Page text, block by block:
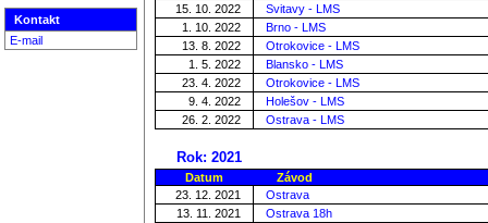
15. 10. 2022
Svitavy - LMS
1. 10. 2022
Brno - LMS
13. 8. 2022
Otrokovice - LMS
1. 5. 2022
Blansko - LMS
23. 4. 2022
Otrokovice - LMS
9. 4. 2022
Holešov - LMS
26. 2. 2022
Ostrava - LMS
Rok: 2021
Datum
Závod
23. 12. 2021
Ostrava
13. 11. 2021
Ostrava 18h
Kontakt
E-mail